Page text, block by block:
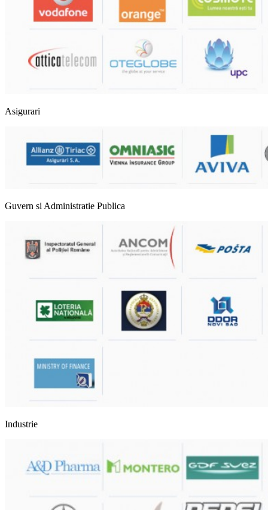
Asigurari
Guvern si Administratie Publica
Industrie